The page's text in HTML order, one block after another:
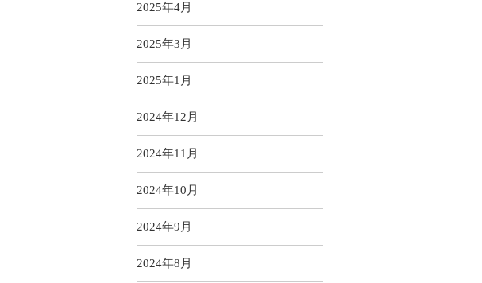
2025年4月
2025年3月
2025年1月
2024年12月
2024年11月
2024年10月
2024年9月
2024年8月